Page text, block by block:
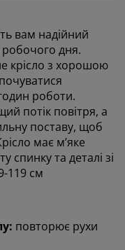
вам надійний
дня.
крісло з хорошою
роботи.
потік повітря, а
поставу, щоб
має м’яке
спинку та деталі зі
119 см
повторює рухи